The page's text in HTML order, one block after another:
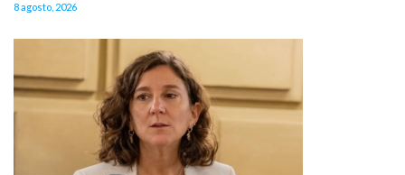
8 agosto, 2026